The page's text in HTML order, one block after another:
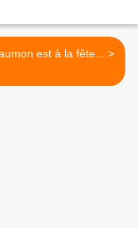
Le saumon est à la fête... >